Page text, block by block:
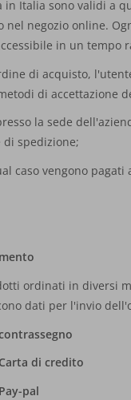
in Italia sono validi a
nel negozio online.
in un tempo
di acquisto,
di accettazione
la sede
di spedizione;
caso vengono pagati
ordinati in diversi
dati per l'invio
Carta di credito
Pay-pal